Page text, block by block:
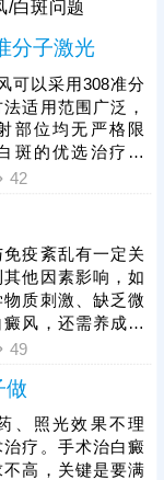
/白斑问题
分子激光
可以采用308准分
适用范围广泛，
部位均无严格限
斑的优选治疗方
属于靶向治疗，
，促进黑色素合
面部白斑，且不
，安全性适配儿
部治疗需严格把
坚持规律照射治
较长，规律疗程
杜绝白斑反复。
42
疫紊乱有一定关
他因素影响，如
质刺激、缺乏微
风，还需养成健
息，均衡饮食，
。另一方面，要
医生指导下个性化
色素细胞修复、
色素再分泌，使
49
做
、照光效果不理
疗。手术治白癜
高，关键是要满